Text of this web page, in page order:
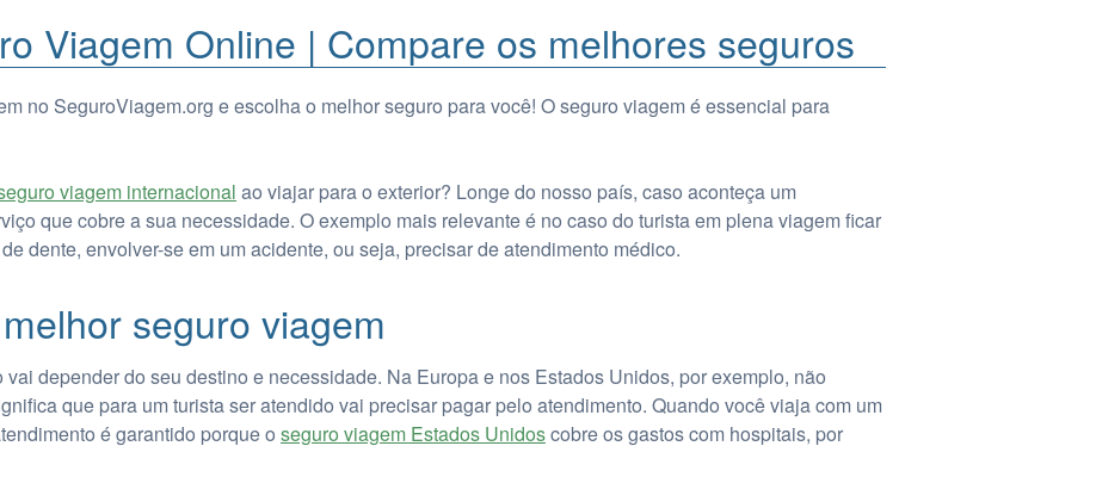
Viagem Online | Compare os melhores seguros
no SeguroViagem.org e escolha o melhor seguro para você! O seguro viagem é essencial para
viagem internacional ao viajar para o exterior? Longe do nosso país, caso aconteça um
que cobre a sua necessidade. O exemplo mais relevante é no caso do turista em plena viagem ficar
dente, envolver-se em um acidente, ou seja, precisar de atendimento médico.
seguro viagem
depender do seu destino e necessidade. Na Europa e nos Estados Unidos, por exemplo, não
que para um turista ser atendido vai precisar pagar pelo atendimento. Quando você viaja com um
é garantido porque o seguro viagem Estados Unidoscobre os gastos com hospitais, por